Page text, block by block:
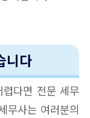
니다
다면 전문 세무
무사는 여러분의